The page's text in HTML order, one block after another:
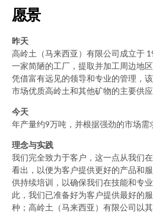
愿景
昨天
高岭土（马来西亚）有限公司成立于
一家简陋的工厂，提取并加工周边地
凭借富有远见的领导和专业的管理，
市场优质高岭土和其他矿物的主要供应
今天
年产量约9万吨，并根据强劲的市场需
理念与实践
我们完全致力于客户，这一点从我们
看出，以便为客户提供更好的产品和
供持续培训，以确保我们在技能和专
此，我们已准备好为客户提供最好的
种；高岭土（马来西亚）有限公司以